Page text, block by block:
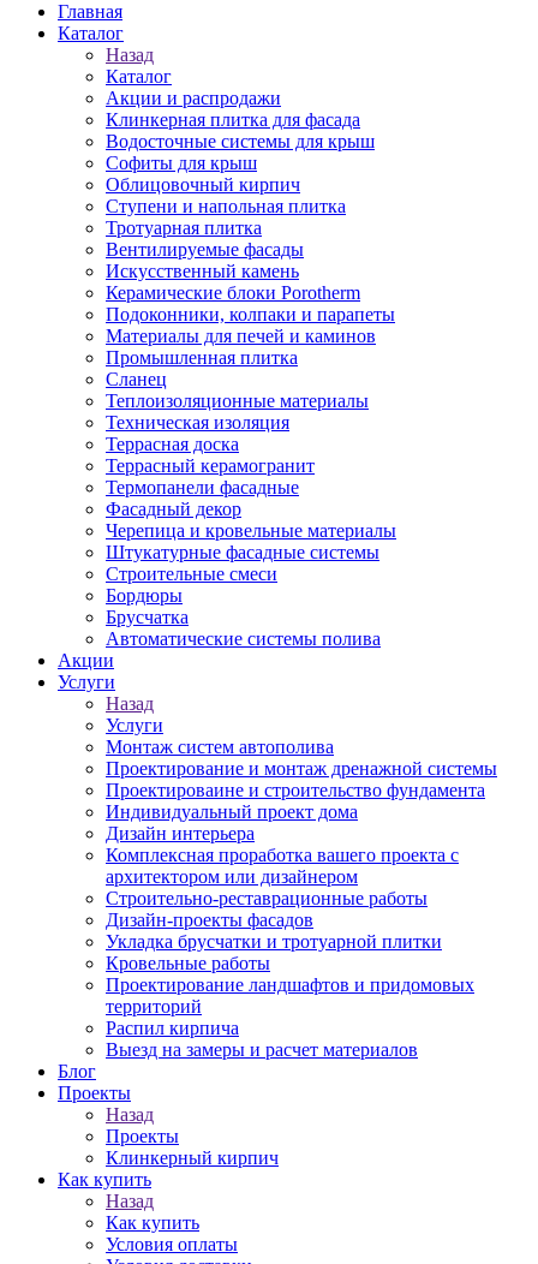
Главная
Каталог
Назад
Каталог
Акции и распродажи
Клинкерная плитка для фасада
Водосточные системы для крыш
Софиты для крыш
Облицовочный кирпич
Ступени и напольная плитка
Тротуарная плитка
Вентилируемые фасады
Искусственный камень
Керамические блоки Porotherm
Подоконники, колпаки и парапеты
Материалы для печей и каминов
Промышленная плитка
Сланец
Теплоизоляционные материалы
Техническая изоляция
Террасная доска
Террасный керамогранит
Термопанели фасадные
Фасадный декор
Черепица и кровельные материалы
Штукатурные фасадные системы
Строительные смеси
Бордюры
Брусчатка
Автоматические системы полива
Акции
Услуги
Назад
Услуги
Монтаж систем автополива
Проектирование и монтаж дренажной системы
Проектироваине и строительство фундамента
Индивидуальный проект дома
Дизайн интерьера
Комплексная проработка вашего проекта с
архитектором или дизайнером
Строительно-реставрационные работы
Дизайн-проекты фасадов
Укладка брусчатки и тротуарной плитки
Кровельные работы
Проектирование ландшафтов и придомовых
территорий
Распил кирпича
Выезд на замеры и расчет материалов
Блог
Проекты
Назад
Проекты
Клинкерный кирпич
Как купить
Назад
Как купить
Условия оплаты